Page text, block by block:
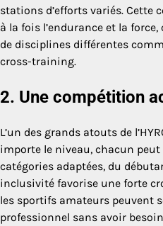
stations d’efforts variés. Cette
à la fois l’endurance et la
de disciplines différentes
cross-training.
2. Une compétition
L’un des grands atouts de
importe le niveau, chacun
catégories adaptées, du
inclusivité favorise une forte
les sportifs amateurs peuvent
professionnel sans avoir